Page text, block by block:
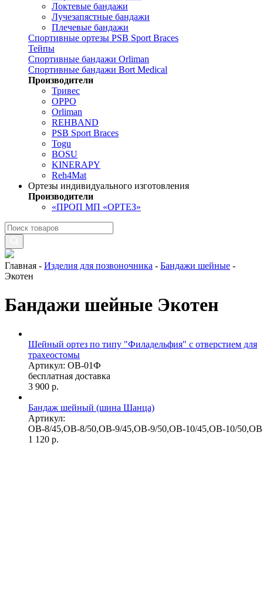
Локтевые бандажи
Лучезапястные бандажи
Плечевые бандажи
Спортивные ортезы PSB Sport Braces
Тейпы
Спортивные бандажи Orliman
Спортивные бандажи Bort Medical
Производители
Тривес
OPPO
Orliman
REHBAND
PSB Sport Braces
Togu
BOSU
KINERAPY
Reh4Mat
Ортезы индивидуального изготовления
Производители
«ПРОП МП «ОРТЕЗ»
Главная - Изделия для позвоночника - Бандажи шейные -
Экотен
Бандажи шейные Экотен
Шейный ортез по типу "Филадельфия" с отверстием для
трахеостомы
Артикул: ОВ-01Ф
бесплатная доставка
3 900 р.
Бандаж шейный (шина Шанца)
Артикул:
ОВ-8/45,ОВ-8/50,ОВ-9/45,ОВ-9/50,ОВ-10/45,ОВ-10/
1 120 р.